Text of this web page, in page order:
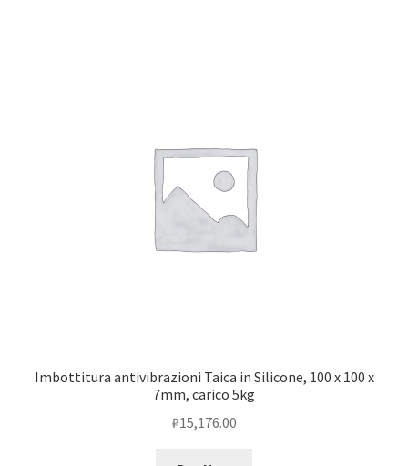
Imbottitura antivibrazioni Taica in Silicone, 100 x 100 x
7mm, carico 5kg
₽15,176.00